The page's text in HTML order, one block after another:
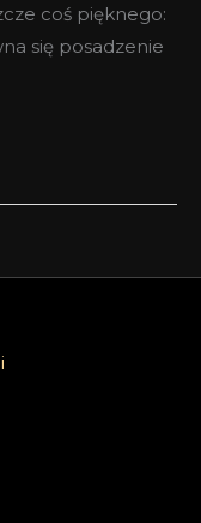
coś pięknego:
się posadzenie